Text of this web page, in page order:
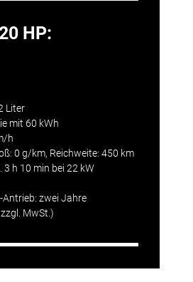
HP:
Liter
mit 60 kWh
h
0 g/km, Reichweite: 450 km
. 3 h 10 min bei 22 kW
Antrieb: zwei Jahre
MwSt.)